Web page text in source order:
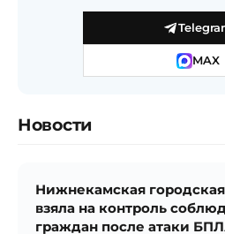
MAX
Новости
Нижнекамская
взяла на контроль
граждан после атаки